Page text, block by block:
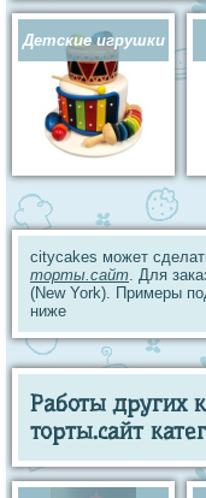
Детские игрушки
citycakes может
торты.сайт. Для
(New York). Примеры
ниже
Работы других
торты.сайт